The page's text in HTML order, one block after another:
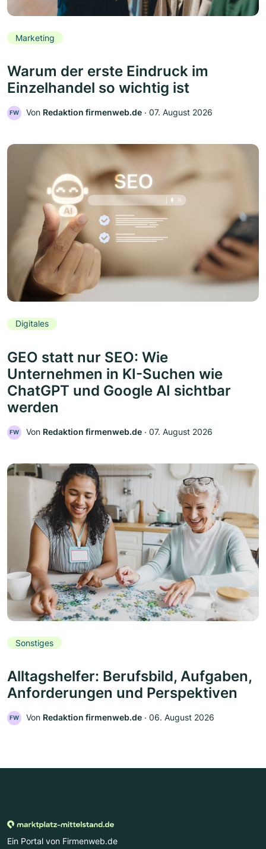
Marketing
Warum der erste Eindruck im
Einzelhandel so wichtig ist
FW Von Redaktion firmenweb.de ‧ 07. August 2026
Digitales
GEO statt nur SEO: Wie
Unternehmen in KI-Suchen wie
ChatGPT und Google AI sichtbar
werden
FW Von Redaktion firmenweb.de ‧ 07. August 2026
Sonstiges
Alltagshelfer: Berufsbild, Aufgaben,
Anforderungen und Perspektiven
FW Von Redaktion firmenweb.de ‧ 06. August 2026
Ein Portal von Firmenweb.de